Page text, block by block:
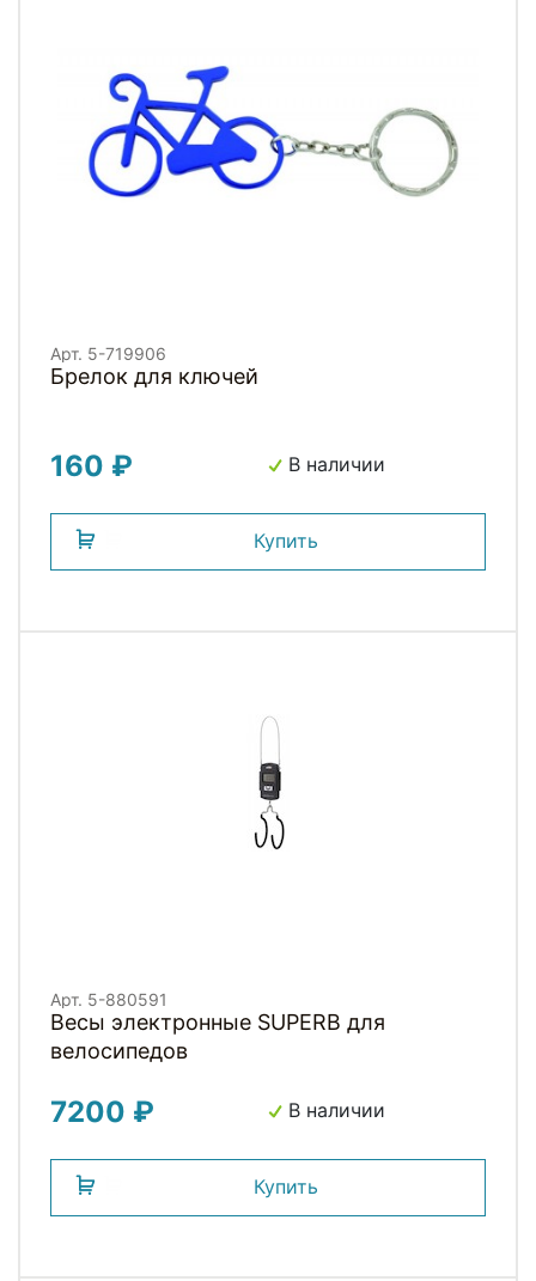
Арт. 5-719906
Брелок для ключей
160 ₽ В наличии
Купить
Арт. 5-880591
Весы электронные SUPERB для
велосипедов
7200 ₽ В наличии
Купить